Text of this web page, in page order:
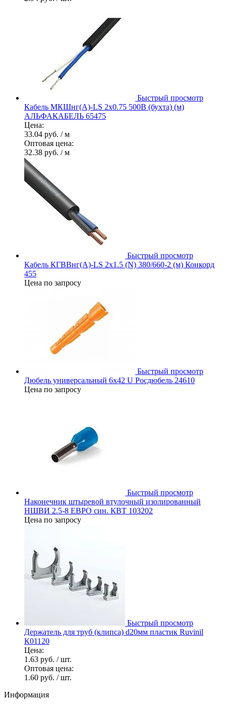
Быстрый просмотр
Кабель МКШнг(А)-LS 2х0.75 500В (бухта) (м)
АЛЬФАКАБЕЛЬ 65475
Цена:
33.04 руб. / м
Оптовая цена:
32.38 руб. / м
Быстрый просмотр
Кабель КГВВнг(А)-LS 2х1.5 (N) 380/660-2 (м) Конкорд
455
Цена по запросу
Быстрый просмотр
Дюбель универсальный 6х42 U Росдюбель 24610
Цена по запросу
Быстрый просмотр
Наконечник штыревой втулочный изолированный
НШВИ 2.5-8 ЕВРО син. КВТ 103202
Цена по запросу
Быстрый просмотр
Держатель для труб (клипса) d20мм пластик Ruvinil
К01120
Цена:
1.63 руб. / шт.
Оптовая цена:
1.60 руб. / шт.
Информация